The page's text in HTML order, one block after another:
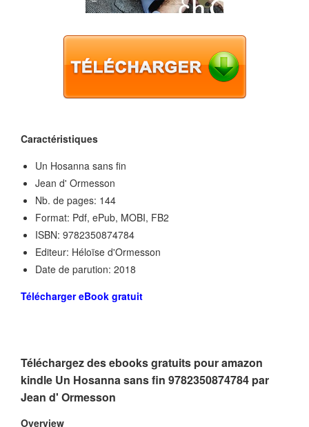
Caractéristiques
Un Hosanna sans fin
Jean d' Ormesson
Nb. de pages: 144
Format: Pdf, ePub, MOBI, FB2
ISBN: 9782350874784
Editeur: Héloïse d'Ormesson
Date de parution: 2018
Télécharger eBook gratuit
Téléchargez des ebooks gratuits pour amazon
kindle Un Hosanna sans fin 9782350874784 par
Jean d' Ormesson
Overview